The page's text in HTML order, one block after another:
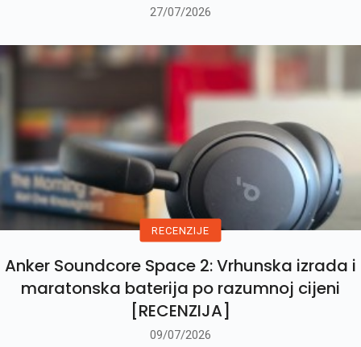
27/07/2026
RECENZIJE
Anker Soundcore Space 2: Vrhunska izrada i
maratonska baterija po razumnoj cijeni
[RECENZIJA]
09/07/2026